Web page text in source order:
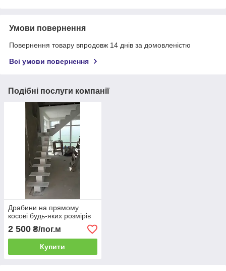
Умови повернення
Повернення товару впродовж 14 днів за домовленістю
Всі умови повернення
Подібні послуги компанії
Драбини на прямому
косові будь-яких розмірів
2 500 ₴/пог.м
Купити